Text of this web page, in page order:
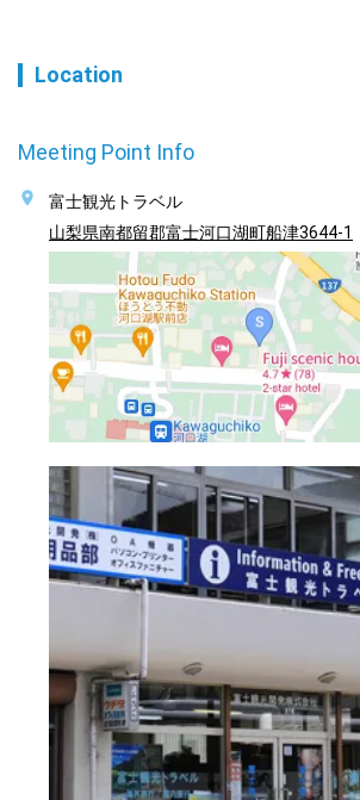
Location
Meeting Point Info
富士観光トラベル
山梨県南都留郡富士河口湖町船津3644-1